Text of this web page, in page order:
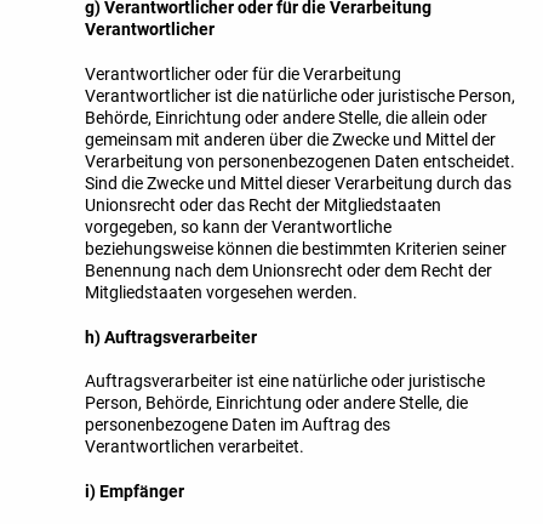
g) Verantwortlicher oder für die Verarbeitung
Verantwortlicher
Verantwortlicher oder für die Verarbeitung
Verantwortlicher ist die natürliche oder juristische Person,
Behörde, Einrichtung oder andere Stelle, die allein oder
gemeinsam mit anderen über die Zwecke und Mittel der
Verarbeitung von personenbezogenen Daten entscheidet.
Sind die Zwecke und Mittel dieser Verarbeitung durch das
Unionsrecht oder das Recht der Mitgliedstaaten
vorgegeben, so kann der Verantwortliche
beziehungsweise können die bestimmten Kriterien seiner
Benennung nach dem Unionsrecht oder dem Recht der
Mitgliedstaaten vorgesehen werden.
h) Auftragsverarbeiter
Auftragsverarbeiter ist eine natürliche oder juristische
Person, Behörde, Einrichtung oder andere Stelle, die
personenbezogene Daten im Auftrag des
Verantwortlichen verarbeitet.
i) Empfänger